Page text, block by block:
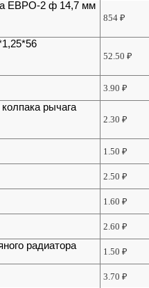
ЕВРО-2 ф 14,7 мм
854₽
52.50₽
3.90₽
рычага
2.30₽
1.50₽
2.50₽
1.60₽
2.60₽
радиатора
1.50₽
3.70₽